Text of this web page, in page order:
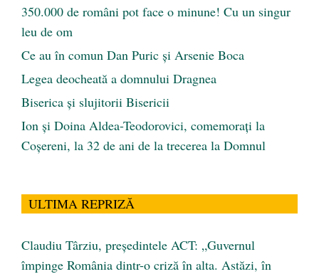
350.000 de români pot face o minune! Cu un singur
leu de om
Ce au în comun Dan Puric şi Arsenie Boca
Legea deocheată a domnului Dragnea
Biserica și slujitorii Bisericii
Ion și Doina Aldea-Teodorovici, comemorați la
Coșereni, la 32 de ani de la trecerea la Domnul
ULTIMA REPRIZĂ
Claudiu Târziu, președintele ACT: „Guvernul
împinge România dintr-o criză în alta. Astăzi, în